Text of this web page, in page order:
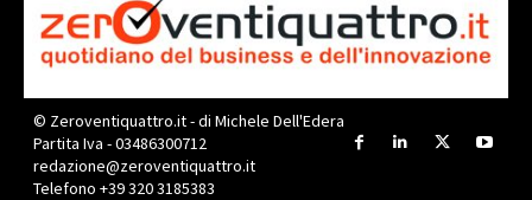
© Zeroventiquattro.it - di Michele Dell'Edera
Partita Iva - 03486300712
redazione@zeroventiquattro.it
Telefono +39 320 3185383